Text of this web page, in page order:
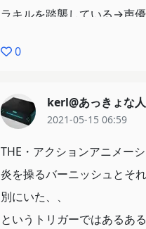
ラキルを踏襲している→声
「滅殺開墾ビーム！」
「俺は助けるぜ！ リオも
技術的学び
今まで自分が書いてきたも
ム〉から〈サマーウォーズ
0
kerl@あっきょな人
2021-05-15 06:59
THE・アクションアニメー
炎を操るバーニッシュとそ
別にいた、、
というトリガーではあるあ